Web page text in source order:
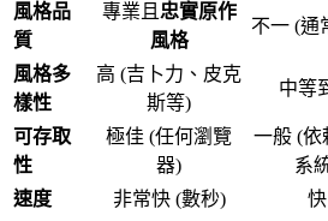
風格品
質
專業且 忠實原作
風格
不一 (通
風格多
樣性
高 (吉卜力、皮克
斯等)
中等
可存取
性
極佳 (任何瀏覽
器)
一般 (依
系
速度
非常快 (數秒) 快